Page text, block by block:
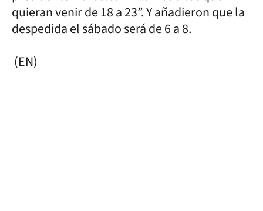
quieran venir de 18 a 23”. Y añadieron que la
despedida el sábado será de 6 a 8.
(EN)